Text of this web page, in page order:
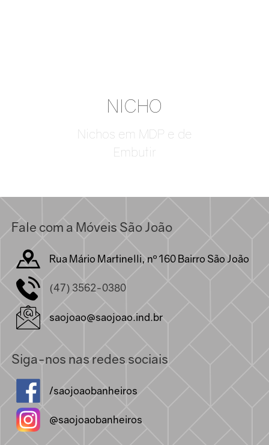
NICHO
Nichos em MDP e de
Embutir
Fale com a Móveis São João
Rua Mário Martinelli, nº 160 Bairro São João
(47) 3562-0380
saojoao@saojoao.ind.br
Siga-nos nas redes sociais
/saojoaobanheiros
@saojoaobanheiros